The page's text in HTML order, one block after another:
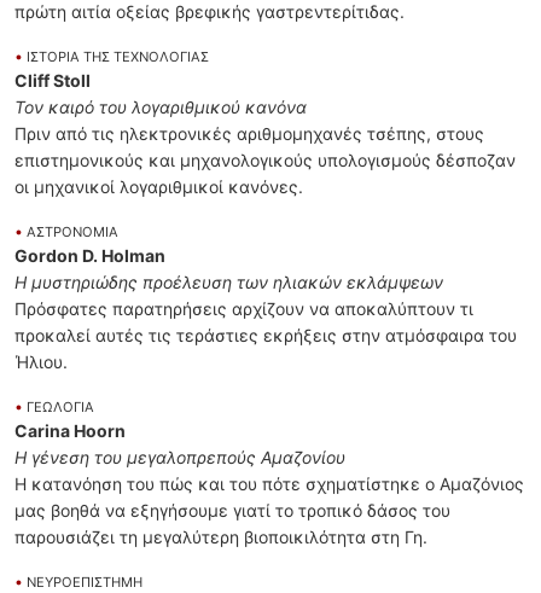
πρώτη αιτία οξείας βρεφικής γαστρεντερίτιδας.
• ΙΣΤΟΡΙΑ ΤΗΣ ΤΕΧΝΟΛΟΓΙΑΣ
Cliff Stoll
Τον καιρό του λογαριθμικού κανόνα
Πριν από τις ηλεκτρονικές αριθμομηχανές τσέπης, στους
επιστημονικούς και μηχανολογικούς υπολογισμούς δέσποζαν
οι μηχανικοί λογαριθμικοί κανόνες.
• ΑΣΤΡΟΝΟΜΙΑ
Gordon D. Holman
Η μυστηριώδης προέλευση των ηλιακών εκλάμψεων
Πρόσφατες παρατηρήσεις αρχίζουν να αποκαλύπτουν τι
προκαλεί αυτές τις τεράστιες εκρήξεις στην ατμόσφαιρα του
Ήλιου.
• ΓΕΩΛΟΓΙΑ
Carina Hoorn
Η γένεση του μεγαλοπρεπούς Αμαζονίου
Η κατανόηση του πώς και του πότε σχηματίστηκε ο Αμαζόνιος
μας βοηθά να εξηγήσουμε γιατί το τροπικό δάσος του
παρουσιάζει τη μεγαλύτερη βιοποικιλότητα στη Γη.
• ΝΕΥΡΟΕΠΙΣΤΗΜΗ